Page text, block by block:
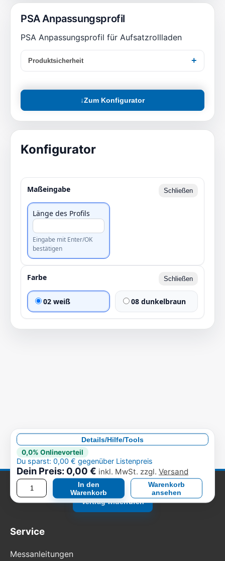
PSA Anpassungsprofil
PSA Anpassungsprofil für Aufsatzrollladen
Produktsicherheit
↓Zum Konfigurator
Konfigurator
Details/Hilfe/Tools
0,0% Onlinevorteil
Du sparst: 0,00 € gegenüber Listenpreis
Dein Preis: 0,00 € inkl. MwSt. zzgl. Versand
Menge
In den
Warenkorb
Warenkorb
ansehen
Vertrag widerrufen
Service
Messanleitungen